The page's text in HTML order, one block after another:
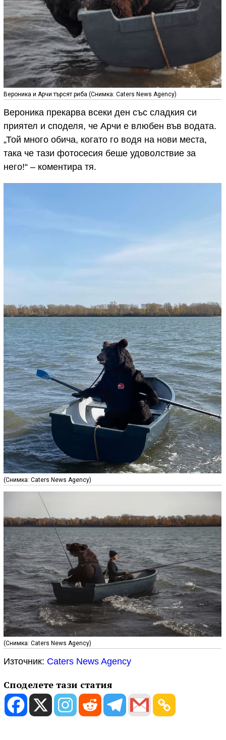
Вероника и Арчи търсят риба (Снимка: Caters News Agency)
Вероника прекарва всеки ден със сладкия си
приятел и споделя, че Арчи е влюбен във водата.
„Той много обича, когато го водя на нови места,
така че тази фотосесия беше удоволствие за
него!“ – коментира тя.
(Снимка: Caters News Agency)
(Снимка: Caters News Agency)
Източник: Caters News Agency
Споделете тази статия